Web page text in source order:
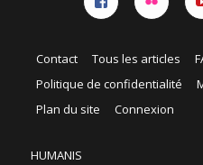
Contact Tous les articles
Politique de confidentialité
Plan du site
Connexion
HUMANIS